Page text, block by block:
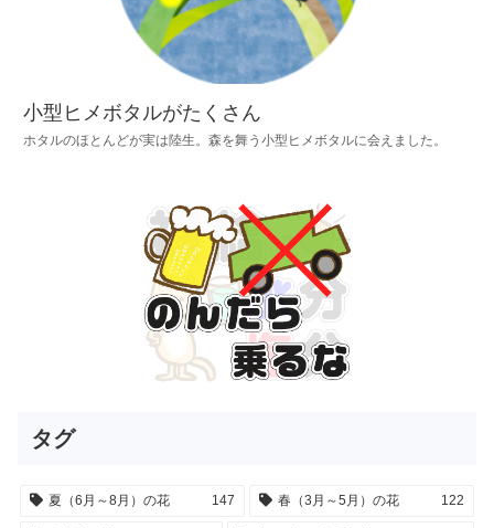
小型ヒメボタルがたくさん
ホタルのほとんどが実は陸生。森を舞う小型ヒメボタルに会えました。
タグ
夏（6月～8月）の花 147 春（3月～5月）の花 122